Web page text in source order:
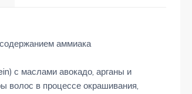
аммиака
с маслами авокадо, арганы и
волос в процессе окрашивания,